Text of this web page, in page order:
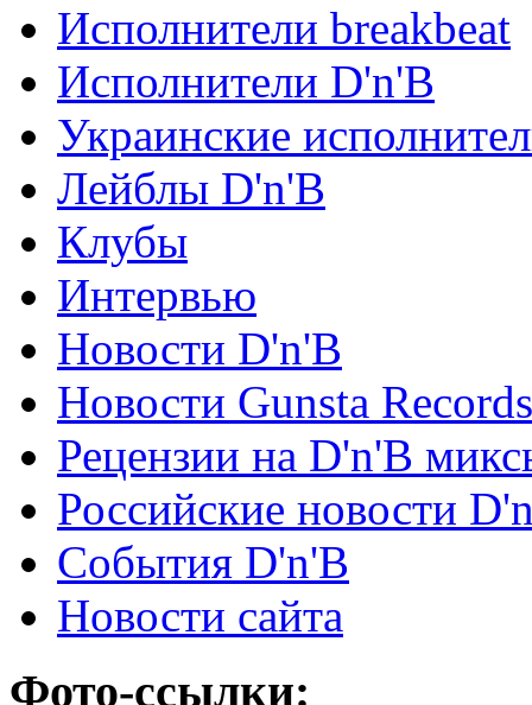
Исполнители breakbeat
Исполнители D'n'B
Украинские
Лейблы D'n'B
Клубы
Интервью
Новости D'n'B
Новости Gunsta Records
Рецензии на D'n'B
Российские новости
События D'n'B
Новости сайта
Фото-ссылки: